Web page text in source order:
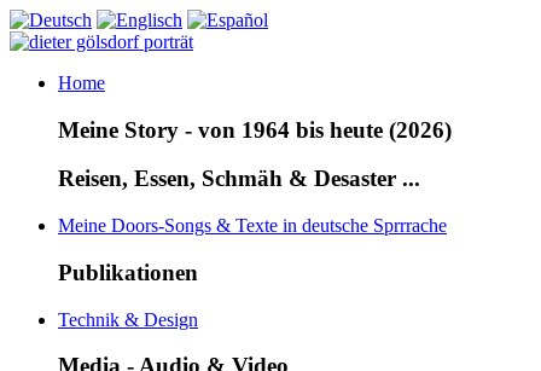
Home
Meine Story - von 1964 bis heute (2026)
Reisen, Essen, Schmäh & Desaster ...
Meine Doors-Songs & Texte in deutsche Sprrrache
Publikationen
Technik & Design